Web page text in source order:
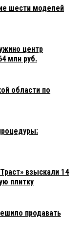
шести моделей
центр
млн руб.
области по
взыскали 14
плитку
продавать